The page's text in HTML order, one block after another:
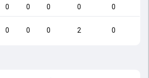
0 0 0 0 0
0 0 0 2 0